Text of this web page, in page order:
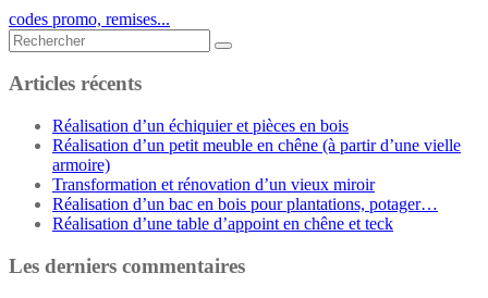
codes promo, remises...
Rechercher...
Articles récents
Réalisation d’un échiquier et pièces en bois
Réalisation d’un petit meuble en chêne (à partir d’une vielle
armoire)
Transformation et rénovation d’un vieux miroir
Réalisation d’un bac en bois pour plantations, potager…
Réalisation d’une table d’appoint en chêne et teck
Les derniers commentaires